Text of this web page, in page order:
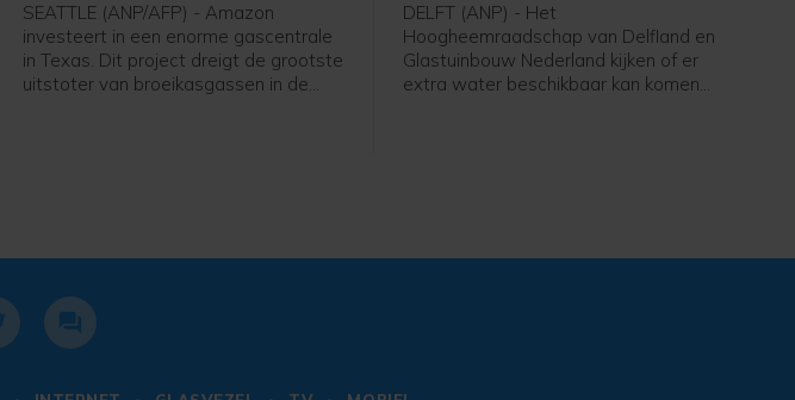
SEATTLE (ANP/AFP) - Amazon
investeert in een enorme gascentrale
in Texas. Dit project dreigt de grootste
uitstoter van broeikasgassen in de
DELFT (ANP) - Het
Hoogheemraadschap van Delfland en
Glastuinbouw Nederland kijken of er
extra water beschikbaar kan komen